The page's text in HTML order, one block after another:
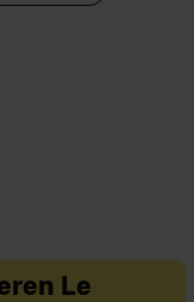
Le